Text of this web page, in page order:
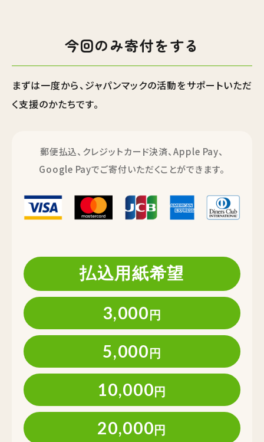
今回のみ寄付をする
まずは一度から、ジャパンマックの活動をサポートいただ
く支援のかたちです。
郵便払込、クレジットカード決済、Apple Pay、
Google Payでご寄付いただくことができます。
払込用紙希望
3,000 円
5,000 円
10,000 円
20,000 円